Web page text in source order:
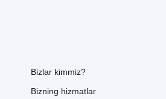
Bizlar kimmiz?
Bizning hizmatlar